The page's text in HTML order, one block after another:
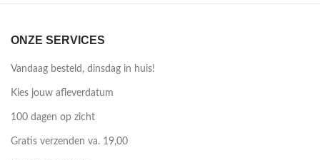
ONZE SERVICES
Vandaag besteld, dinsdag in huis!
Kies jouw afleverdatum
100 dagen op zicht
Gratis verzenden va. 19,00